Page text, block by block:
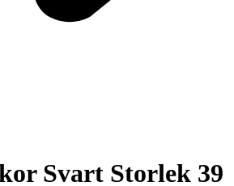
Svart Storlek 39